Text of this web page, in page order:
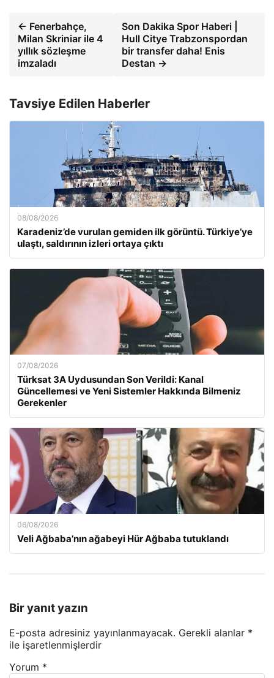
← Fenerbahçe,
Milan Skriniar ile 4
yıllık sözleşme
imzaladı
Son Dakika Spor Haberi |
Hull Citye Trabzonspordan
bir transfer daha! Enis
Destan →
Tavsiye Edilen Haberler
08/08/2026
Karadeniz’de vurulan gemiden ilk görüntü. Türkiye’ye
ulaştı, saldırının izleri ortaya çıktı
07/08/2026
Türksat 3A Uydusundan Son Verildi: Kanal
Güncellemesi ve Yeni Sistemler Hakkında Bilmeniz
Gerekenler
06/08/2026
Veli Ağbaba’nın ağabeyi Hür Ağbaba tutuklandı
Bir yanıt yazın
E-posta adresiniz yayınlanmayacak. Gerekli alanlar *
ile işaretlenmişlerdir
Yorum *